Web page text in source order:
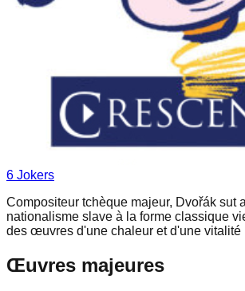
6 Jokers
Compositeur tchèque majeur, Dvořák sut
nationalisme slave à la forme classique
des œuvres d'une chaleur et d'une vitalité
Œuvres majeures